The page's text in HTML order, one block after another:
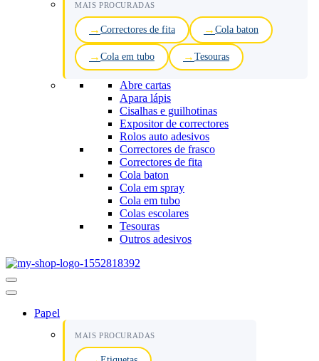
MAIS PROCURADAS
Correctores de fita Cola baton
Cola em tubo Tesouras
Abre cartas
Apara lápis
Cisalhas e guilhotinas
Expositor de correctores
Rolos auto adesivos
Correctores de frasco
Correctores de fita
Cola baton
Cola em spray
Cola em tubo
Colas escolares
Tesouras
Outros adesivos
Menu
de
Papel
MAIS PROCURADAS